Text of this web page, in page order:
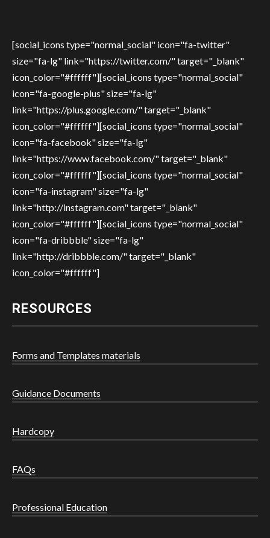
[social_icons type="normal_social" icon="fa-twitter"
size="fa-lg" link="https://twitter.com/" target="_blank"
icon_color="#ffffff"][social_icons type="normal_social"
icon="fa-google-plus" size="fa-lg"
link="https://plus.google.com/" target="_blank"
icon_color="#ffffff"][social_icons type="normal_social"
icon="fa-facebook" size="fa-lg"
link="https://www.facebook.com/" target="_blank"
icon_color="#ffffff"][social_icons type="normal_social"
icon="fa-instagram" size="fa-lg"
link="http://instagram.com" target="_blank"
icon_color="#ffffff"][social_icons type="normal_social"
icon="fa-dribbble" size="fa-lg"
link="http://dribbble.com/" target="_blank"
icon_color="#ffffff"]
RESOURCES
Forms and Templates materials
Guidance Documents
Hardcopy
FAQs
Professional Education